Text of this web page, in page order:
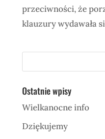
przeciwności, że
klauzury wydawała
Ostatnie wpisy
Wielkanocne info
Dziękujemy